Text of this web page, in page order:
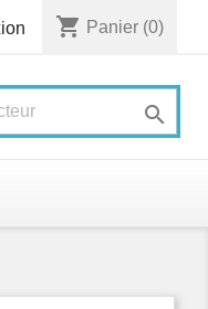
shopping_cart Panier (0)
